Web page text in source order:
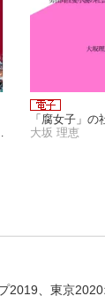
「腐女子」の
大坂 理恵
2019、東京